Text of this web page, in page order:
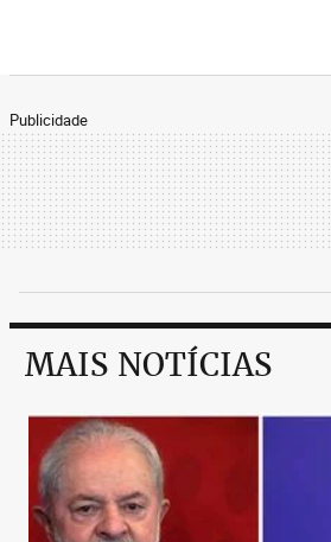
Publicidade
MAIS NOTÍCIAS